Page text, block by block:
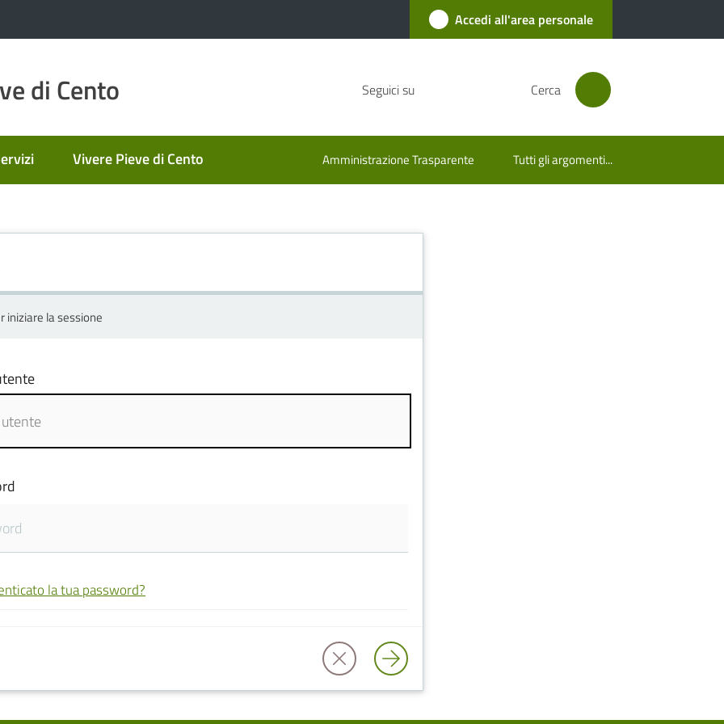
Accedi all'area personale
di Cento Seguici su Cerca
Vivere Pieve di Cento Amministrazione Trasparente Tutti gli argomenti...
iniziare la sessione
la tua password?